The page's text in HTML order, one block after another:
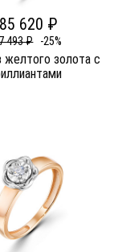
620 ₽
493 ₽ -25%
желтого золота c